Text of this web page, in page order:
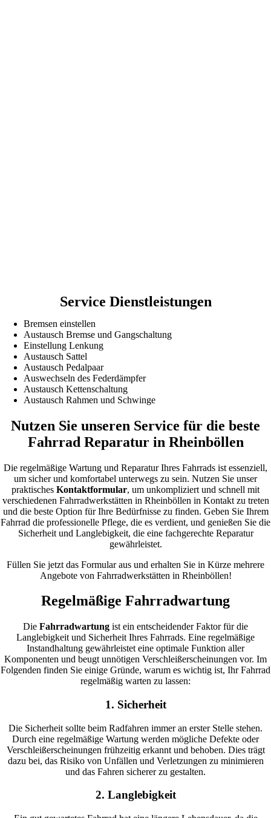
Service Dienstleistungen
Bremsen einstellen
Austausch Bremse und Gangschaltung
Einstellung Lenkung
Austausch Sattel
Austausch Pedalpaar
Auswechseln des Federdämpfer
Austausch Kettenschaltung
Austausch Rahmen und Schwinge
Nutzen Sie unseren Service für die beste
Fahrrad Reparatur in Rheinböllen
Die regelmäßige Wartung und Reparatur Ihres Fahrrads ist essenziell,
um sicher und komfortabel unterwegs zu sein. Nutzen Sie unser
praktisches Kontaktformular, um unkompliziert und schnell mit
verschiedenen Fahrradwerkstätten in Rheinböllen in Kontakt zu treten
und die beste Option für Ihre Bedürfnisse zu finden. Geben Sie Ihrem
Fahrrad die professionelle Pflege, die es verdient, und genießen Sie die
Sicherheit und Langlebigkeit, die eine fachgerechte Reparatur
gewährleistet.
Füllen Sie jetzt das Formular aus und erhalten Sie in Kürze mehrere
Angebote von Fahrradwerkstätten in Rheinböllen!
Regelmäßige Fahrradwartung
Die Fahrradwartung ist ein entscheidender Faktor für die
Langlebigkeit und Sicherheit Ihres Fahrrads. Eine regelmäßige
Instandhaltung gewährleistet eine optimale Funktion aller
Komponenten und beugt unnötigen Verschleißerscheinungen vor. Im
Folgenden finden Sie einige Gründe, warum es wichtig ist, Ihr Fahrrad
regelmäßig warten zu lassen:
1. Sicherheit
Die Sicherheit sollte beim Radfahren immer an erster Stelle stehen.
Durch eine regelmäßige Wartung werden mögliche Defekte oder
Verschleißerscheinungen frühzeitig erkannt und behoben. Dies trägt
dazu bei, das Risiko von Unfällen und Verletzungen zu minimieren
und das Fahren sicherer zu gestalten.
2. Langlebigkeit